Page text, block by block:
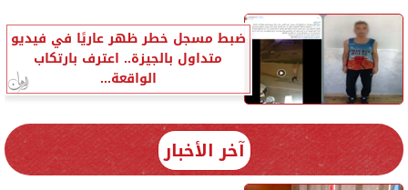
ضبط مسجل خطر ظهر عاريًا في فيديو
متداول بالجيزة.. اعترف بارتكاب
الواقعة...
آخر الأخبار